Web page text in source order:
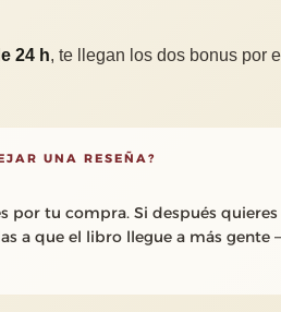
24 h, te llegan los dos bonus por
UNA RESEÑA?
por tu compra. Si después
a que el libro llegue a más